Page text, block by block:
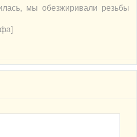
мы обезжиривали резьбы